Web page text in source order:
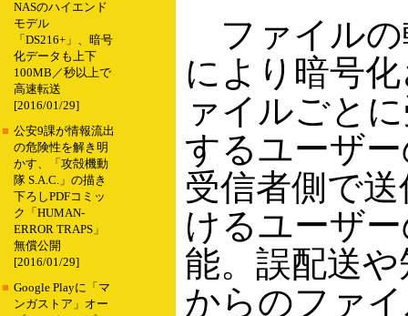
NASのハイエンド
モデル
「DS216+」、暗号
化データも上下
100MB／秒以上で
高速転送
[2016/01/29]
■ 公安9課が情報流出
の危険性を解き明
かす、「攻殻機動
隊 S.A.C.」の描き
下ろしPDFコミッ
ク「HUMAN-
ERROR TRAPS」
無償公開
[2016/01/29]
■ Google Playに「マ
ンガストア」オー
ファイルの
により暗号
ァイルごと
するユーザ
受信者側で
けるユーザ
能。誤配送
からのファ